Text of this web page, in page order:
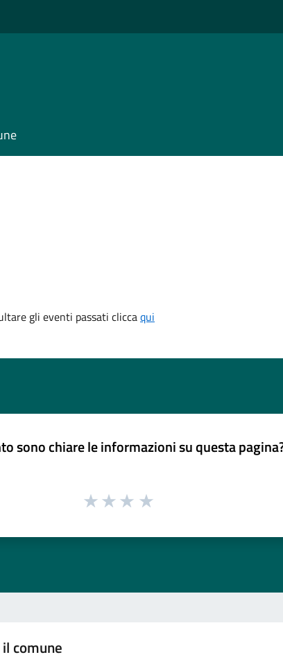
gli eventi passati cliccaqui
sono chiare le informazioni su questa
comune